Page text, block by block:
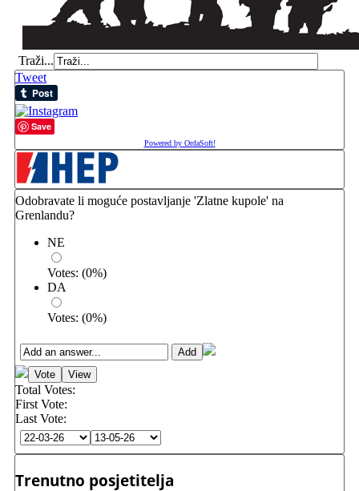
Traži...
Tweet
Save
Powered by OrdaSoft!
Odobravate li moguće postavljanje 'Zlatne kupole' na
Grenlandu?
NE
Votes: (0%)
DA
Votes: (0%)
Total Votes:
First Vote:
Last Vote:
Trenutno posjetitelja